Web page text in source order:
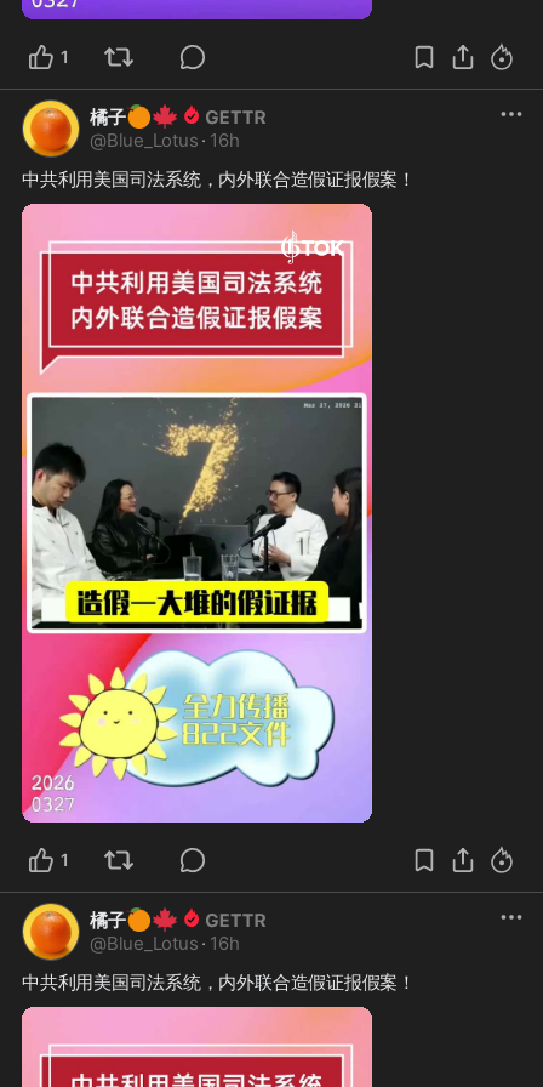
1
橘子🍊🍁
@Blue_Lotus · 16h
中共利用美国司法系统，内外联合造假证报假案！
1
橘子🍊🍁
@Blue_Lotus · 16h
中共利用美国司法系统，内外联合造假证报假案！